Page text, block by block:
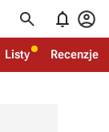
  
Listy Recenzje